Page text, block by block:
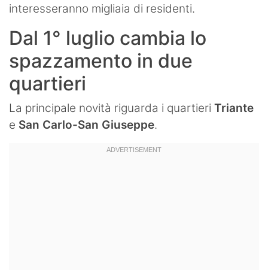
interesseranno migliaia di residenti.
Dal 1° luglio cambia lo
spazzamento in due
quartieri
La principale novità riguarda i quartieri Triante
e San Carlo-San Giuseppe.